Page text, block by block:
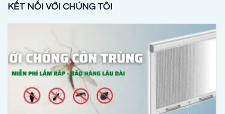
KẾT NỐI VỚI CHÚNG TÔI